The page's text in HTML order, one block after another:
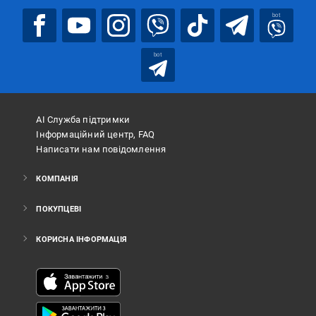
bot
bot
АІ Служба підтримки
Інформаційний центр, FAQ
Написати нам повідомлення
КОМПАНІЯ
ПОКУПЦЕВІ
КОРИСНА ІНФОРМАЦІЯ